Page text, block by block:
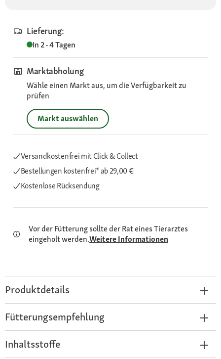
Lieferung:
In 2 - 4 Tagen
Marktabholung
Wähle einen Markt aus, um die Verfügbarkeit zu
prüfen
Markt auswählen
Versandkostenfrei mit Click & Collect
Bestellungen kostenfrei*ab 29,00 €
Kostenlose Rücksendung
Vor der Fütterung sollte der Rat eines Tierarztes
eingeholt werden.Weitere Informationen
Produktdetails
Fütterungsempfehlung
Inhaltsstoffe